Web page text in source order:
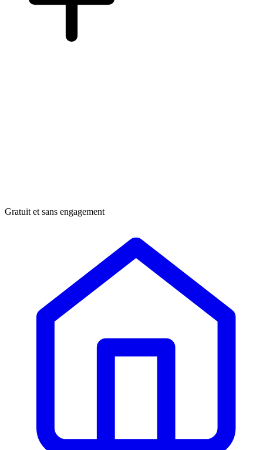
Gratuit et sans engagement